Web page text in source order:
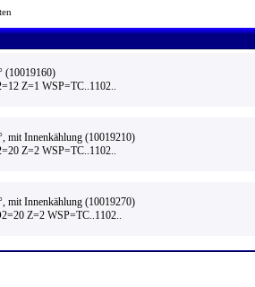
(10019160)
Z=1 WSP=TC..1102..
mit Innenkählung (10019210)
Z=2 WSP=TC..1102..
mit Innenkählung (10019270)
Z=2 WSP=TC..1102..